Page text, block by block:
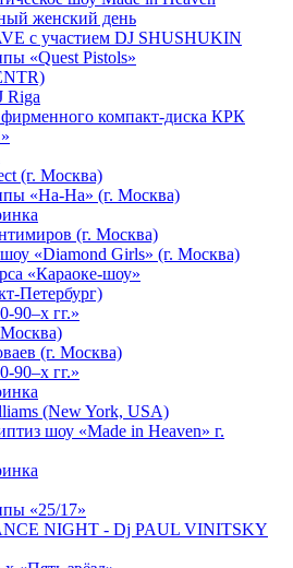
женский день
с участием DJ SHUSHUKIN
«Quest Pistols»
компакт-диска КРК
(г. Москва)
«На-На» (г. Москва)
(г. Москва)
«Diamond Girls» (г. Москва)
«Караоке-шоу»
Петербург)
90–х гг.»
(г. Москва)
90–х гг.»
(New York, USA)
шоу «Made in Heaven» г.
«25/17»
NIGHT - Dj PAUL VINITSKY